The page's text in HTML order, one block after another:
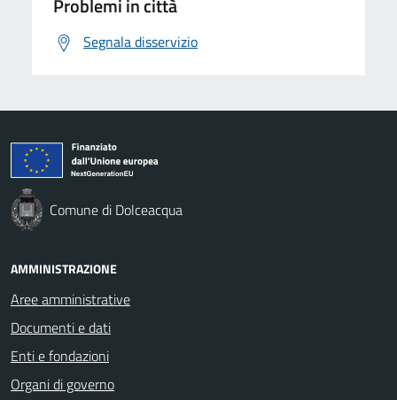
Problemi in città
Segnala disservizio
Comune di Dolceacqua
AMMINISTRAZIONE
Aree amministrative
Documenti e dati
Enti e fondazioni
Organi di governo